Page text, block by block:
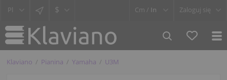
$ Cm / In Zaloguj się
Klaviano Pianina Yamaha U3M